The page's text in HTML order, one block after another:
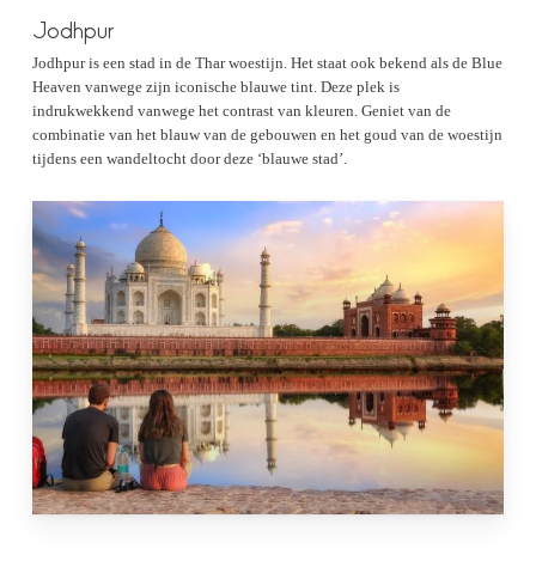
Jodhpur
Jodhpur is een stad in de Thar woestijn. Het staat ook bekend als de Blue
Heaven vanwege zijn iconische blauwe tint. Deze plek is
indrukwekkend vanwege het contrast van kleuren. Geniet van de
combinatie van het blauw van de gebouwen en het goud van de woestijn
tijdens een wandeltocht door deze ‘blauwe stad’.